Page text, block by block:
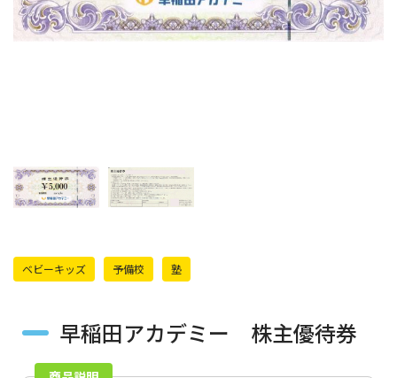
ベビーキッズ 予備校 塾
早稲田アカデミー 株主優待券